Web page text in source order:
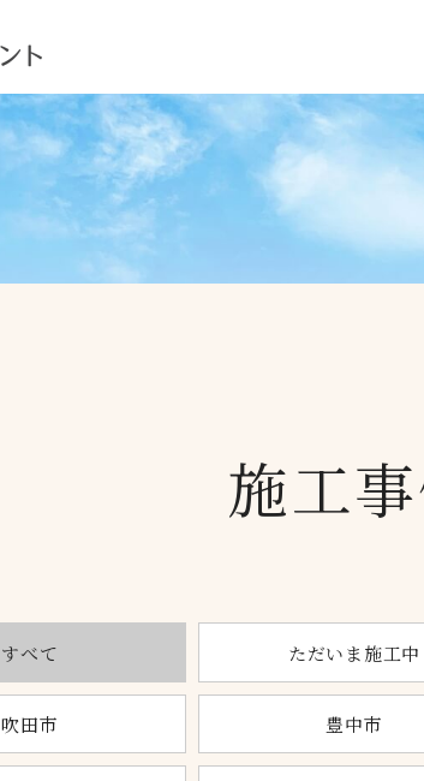
施工
すべて ただいま施工中
吹田市 豊中市